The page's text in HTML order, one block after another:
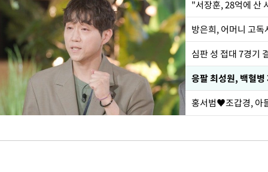
"서장훈, 28억에 산
방은희, 어머니 고
심판 성 접대 7경기
응팔 최성원, 백혈
홍서범♥조갑경, 아